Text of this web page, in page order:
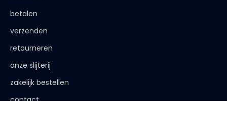
betalen
verzenden
retourneren
onze slijterij
zakelijk bestellen
contact